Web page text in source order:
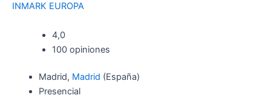
INMARK EUROPA
4,0
100 opiniones
Madrid, Madrid (España)
Presencial